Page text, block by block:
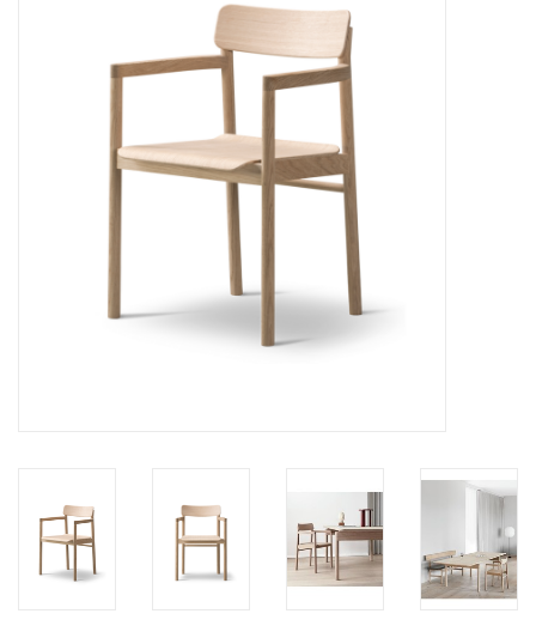
GIFTS & DECORATIVE 禮品
HEALTHY LIVING 健康家居
LATEST ARRIVALS 最新扺港
FREDERICIA 系列
Gift cards
STORIES 故事